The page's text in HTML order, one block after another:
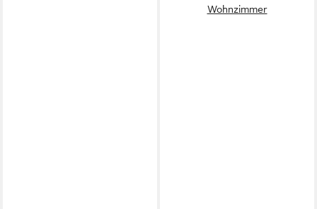
Wohnzimmer